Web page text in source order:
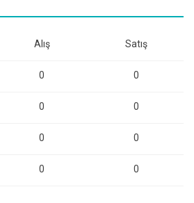
Alış Satış
0 0
0 0
0 0
0 0